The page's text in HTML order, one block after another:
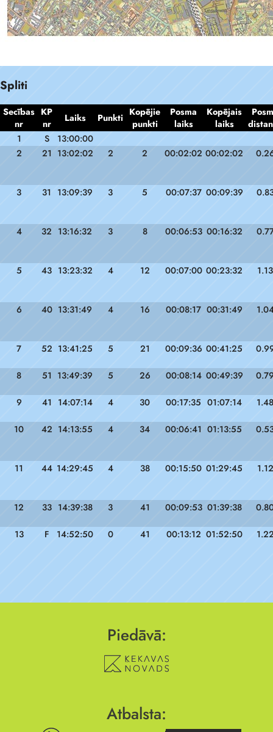
Spliti
Secības
nr
KP
nr
Laiks Punkti Kopējie
punkti
Posma
laiks
Kopējais
laiks
1
S
13:00:00
2
21 13:02:02 2 2 00:02:02 00:02:02
3 31 13:09:39 3 5 00:07:37 00:09:39
4 32 13:16:32 3 8 00:06:53 00:16:32
5 43 13:23:32 4 12 00:07:00 00:23:32 1.13
6 40 13:31:49 4 16 00:08:17 00:31:49
7 52 13:41:25 5 21 00:09:36 00:41:25
8 51 13:49:39 5 26 00:08:14 00:49:39
9 41 14:07:14 4 30 00:17:35 01:07:14 1.48
10 42 14:13:55 4 34 00:06:41 01:13:55
11 44 14:29:45 4 38 00:15:50 01:29:45 1.12
12 33 14:39:38 3 41 00:09:53 01:39:38
13 F 14:52:50 0 41 00:13:12 01:52:50
Piedāvā:
Atbalsta: